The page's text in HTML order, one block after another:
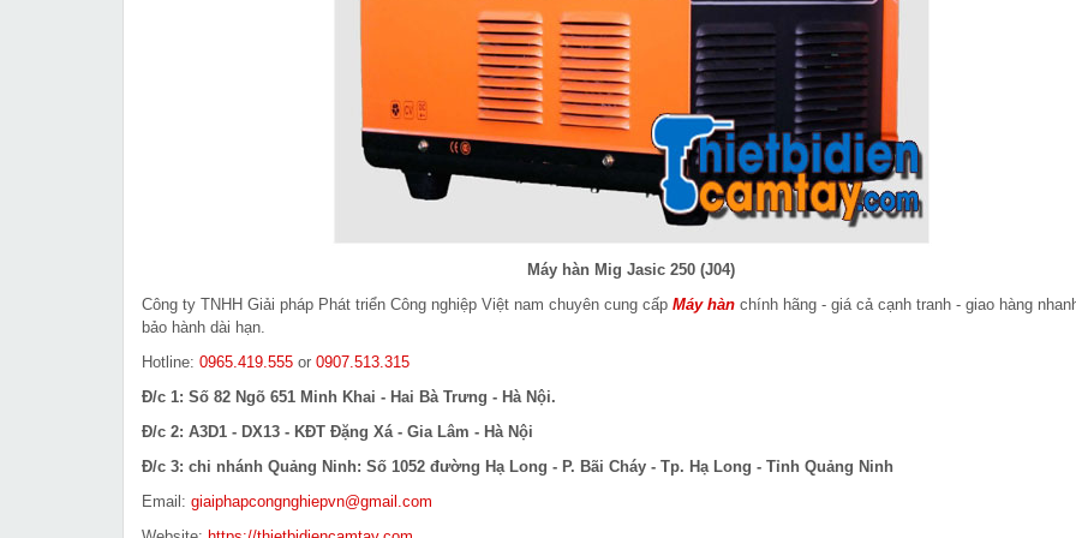
Máy hàn Mig Jasic 250 (J04)
Công ty TNHH Giải pháp Phát triển Công nghiệp Việt nam chuyên cung cấp Máy hàn chính hãng - giá cả cạnh tranh - giao hàng
bảo hành dài hạn.
Hotline: 0965.419.555 or 0907.513.315
Đ/c 1: Số 82 Ngõ 651 Minh Khai - Hai Bà Trưng - Hà Nội.
Đ/c 2: A3D1 - DX13 - KĐT Đặng Xá - Gia Lâm - Hà Nội
Đ/c 3: chi nhánh Quảng Ninh: Số 1052 đường Hạ Long - P. Bãi Cháy - Tp. Hạ Long - Tỉnh Quảng Ninh
Email: giaiphapcongnghiepvn@gmail.com